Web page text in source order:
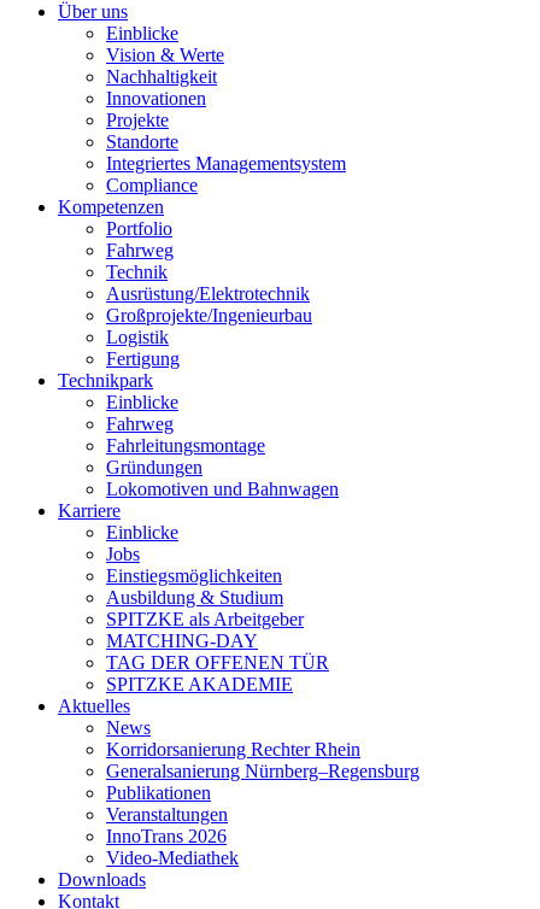
Über uns
Einblicke
Vision & Werte
Nachhaltigkeit
Innovationen
Projekte
Standorte
Integriertes Managementsystem
Compliance
Kompetenzen
Portfolio
Fahrweg
Technik
Ausrüstung/Elektrotechnik
Großprojekte/Ingenieurbau
Logistik
Fertigung
Technikpark
Einblicke
Fahrweg
Fahrleitungsmontage
Gründungen
Lokomotiven und Bahnwagen
Karriere
Einblicke
Jobs
Einstiegsmöglichkeiten
Ausbildung & Studium
SPITZKE als Arbeitgeber
MATCHING-DAY
TAG DER OFFENEN TÜR
SPITZKE AKADEMIE
Aktuelles
News
Korridorsanierung Rechter Rhein
Generalsanierung Nürnberg–Regensburg
Publikationen
Veranstaltungen
InnoTrans 2026
Video-Mediathek
Downloads
Kontakt